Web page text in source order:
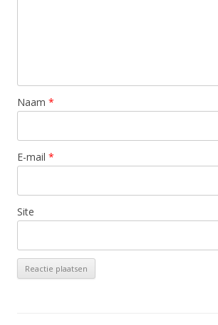
Naam *
E-mail *
Site